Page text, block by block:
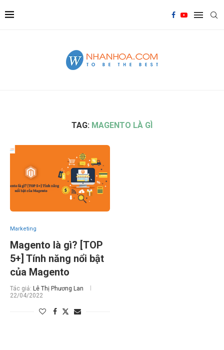
TAG: MAGENTO LÀ GÌ
Marketing
Magento là gì? [TOP
5+] Tính năng nổi bật
của Magento
Tác giả: Lê Thị Phương Lan
22/04/2022